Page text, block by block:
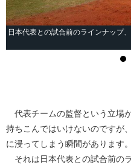
日本代表との試合前のラインナップ
代表チームの監督という立場
持ちこんではいけないのですが
に浸ってしまう瞬間があります。
それは日本代表との試合前の